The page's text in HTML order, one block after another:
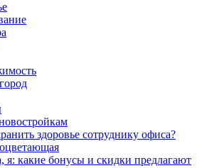
здоровье сотруднику офиса?